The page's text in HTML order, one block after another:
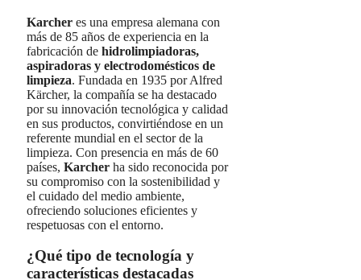
Karcher es una empresa alemana con
más de 85 años de experiencia en la
fabricación de hidrolimpiadoras,
aspiradoras y electrodomésticos de
limpieza. Fundada en 1935 por Alfred
Kärcher, la compañía se ha destacado
por su innovación tecnológica y calidad
en sus productos, convirtiéndose en un
referente mundial en el sector de la
limpieza. Con presencia en más de 60
países, Karcher ha sido reconocida por
su compromiso con la sostenibilidad y
el cuidado del medio ambiente,
ofreciendo soluciones eficientes y
respetuosas con el entorno.
¿Qué tipo de tecnología y
características destacadas